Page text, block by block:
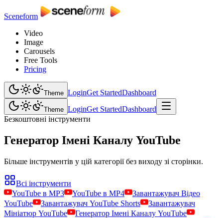
Sceneform
Video
Image
Carousels
Free Tools
Pricing
Theme LoginGet StartedDashboard
Theme LoginGet StartedDashboard
Безкоштовні інструменти
Генератор Імені Каналу YouTube
Більше інструментів у цій категорії без виходу зі сторінки.
Всі інструменти
YouTube в MP3
YouTube в MP4
Завантажувач Відео
YouTube
Завантажувач YouTube Shorts
Завантажувач
Мініатюр YouTube
Генератор Імені Каналу YouTube